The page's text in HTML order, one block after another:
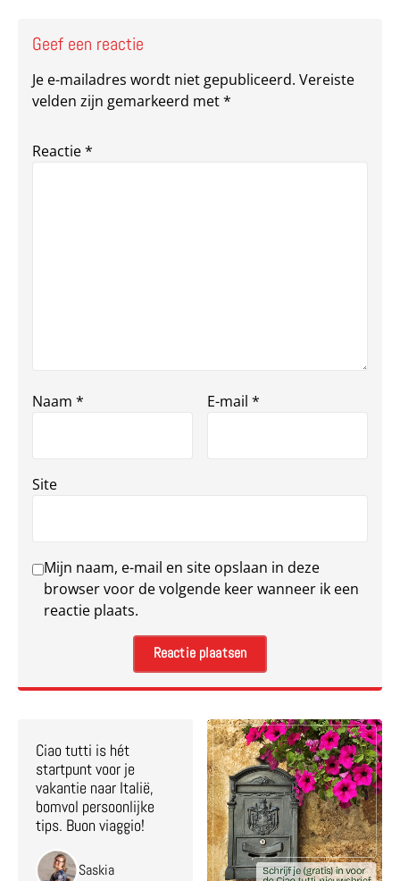
Geef een reactie
Je e-mailadres wordt niet gepubliceerd. Vereiste
velden zijn gemarkeerd met*
Reactie*
Naam * E-mail *
Site
Mijn naam, e-mail en site opslaan in deze
browser voor de volgende keer wanneer ik een
reactie plaats.
Ciao tutti is hét
startpunt voor je
vakantie naar Italië,
bomvol persoonlijke
tips. Buon viaggio!
Saskia